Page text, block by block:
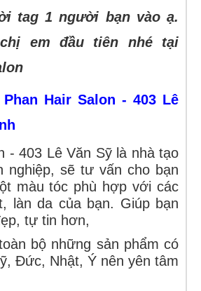
tag 1 người bạn vào ạ.
em đầu tiên nhé tại
Phan Hair Salon - 403 Lê
- 403 Lê Văn Sỹ là nhà tạo
nghiệp, sẽ tư vấn cho bạn
màu tóc phù hợp với các
làn da của bạn. Giúp bạn
tự tin hơn,
bộ những sản phẩm có
Đức, Nhật, Ý nên yên tâm